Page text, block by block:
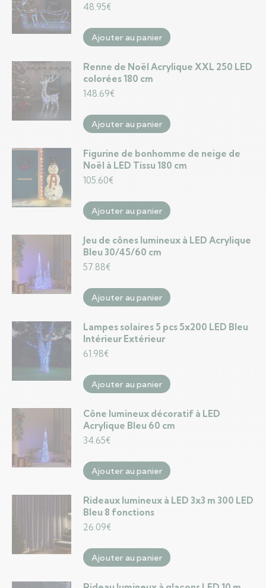
48.95€
Ajouter au panier
Renne de Noël Acrylique XXL 250 LED
colorées 180 cm
148.69€
Ajouter au panier
Figurine de bonhomme de neige de
Noël à LED Tissu 180 cm
105.60€
Ajouter au panier
Jeu de cônes lumineux à LED Acrylique
Bleu 30/45/60 cm
57.88€
Ajouter au panier
Lampes solaires 5 pcs 5x200 LED Bleu
Intérieur Extérieur
61.98€
Ajouter au panier
Cône lumineux décoratif à LED
Acrylique Bleu 60 cm
34.65€
Ajouter au panier
Rideaux lumineux à LED 3x3 m 300 LED
Bleu 8 fonctions
26.09€
Ajouter au panier